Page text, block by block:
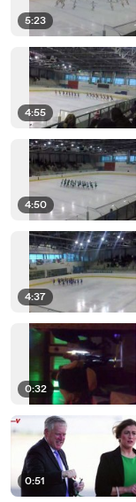
5:23
4:55
4:50
4:37
0:32
0:51